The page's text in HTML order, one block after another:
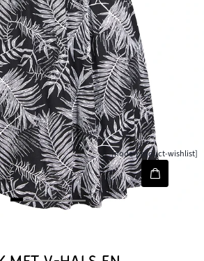
[node-product-wishlist]